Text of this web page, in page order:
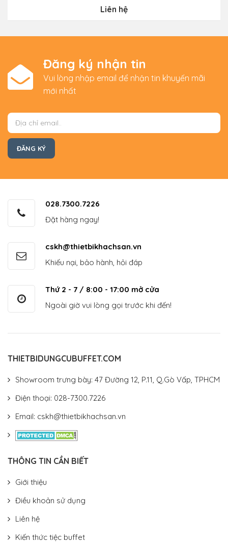
Liên hệ
Đăng ký nhận tin
Vui lòng nhập email để nhận tin khuyến mãi
mới nhất
028.7300.7226
Đặt hàng ngay!
cskh@thietbikhachsan.vn
Khiếu nại, bảo hành, hỏi đáp
Thứ 2 - 7 / 8:00 - 17:00 mở cửa
Ngoài giờ vui lòng gọi trước khi đến!
THIETBIDUNGCUBUFFET.COM
Showroom trưng bày: 47 Đường 12, P.11, Q.Gò Vấp, TPHCM
Điện thoại: 028-7300.7226
Email: cskh@thietbikhachsan.vn
THÔNG TIN CẦN BIẾT
Giới thiệu
Điều khoản sử dụng
Liên hệ
Kiến thức tiệc buffet